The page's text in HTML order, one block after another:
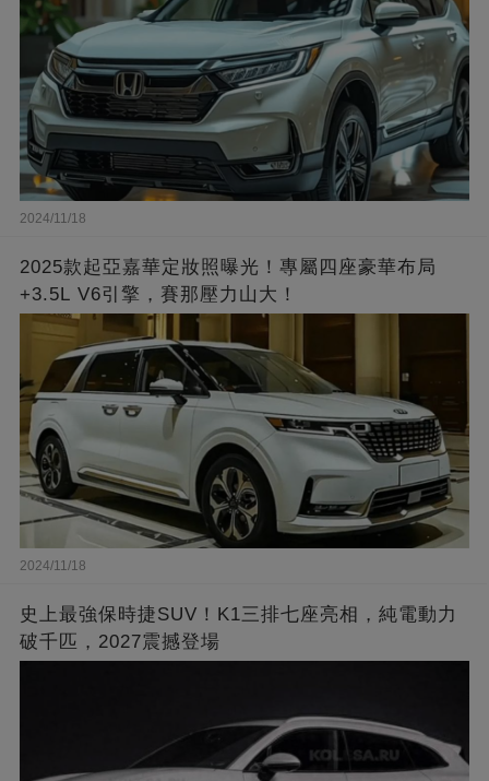
2024/11/18
2025款起亞嘉華定妝照曝光！專屬四座豪華布局
+3.5L V6引擎，賽那壓力山大！
2024/11/18
史上最強保時捷SUV！K1三排七座亮相，純電動力
破千匹，2027震撼登場